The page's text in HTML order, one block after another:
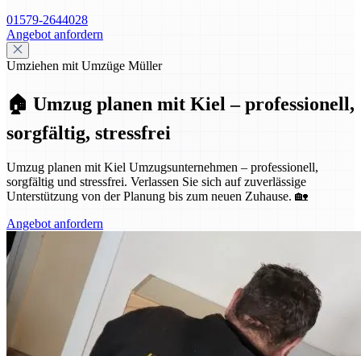
01579-2644028
Angebot anfordern
Umziehen mit Umzüge Müller
🏠 Umzug planen mit Kiel – professionell,
sorgfältig, stressfrei
Umzug planen mit Kiel Umzugsunternehmen – professionell,
sorgfältig und stressfrei. Verlassen Sie sich auf zuverlässige
Unterstützung von der Planung bis zum neuen Zuhause. 🏡
Angebot anfordern